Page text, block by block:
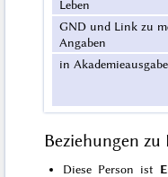
Leben
GND und Link zu
Angaben
in Akademieausgabe
Beziehungen
Diese Person ist